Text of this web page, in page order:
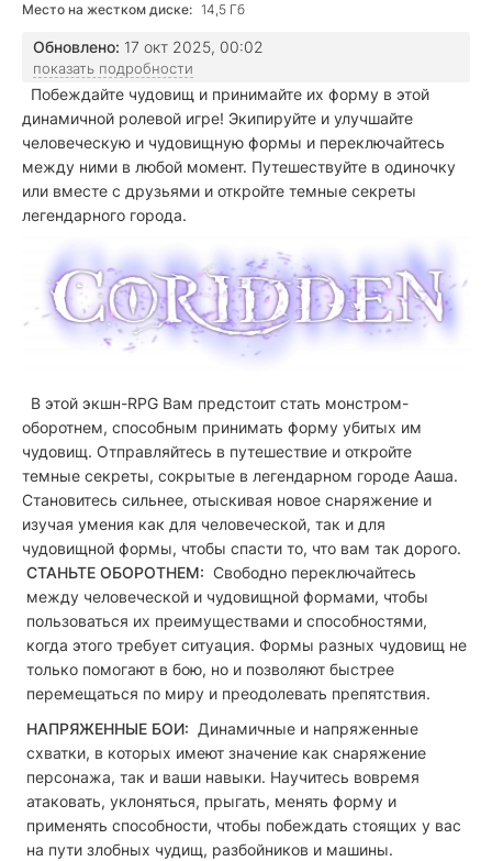
Место на жестком диске: 14,5 Гб
Обновлено: 17 окт 2025, 00:02
показать подробности
Побеждайте чудовищ и принимайте их форму в этой
динамичной ролевой игре! Экипируйте и улучшайте
человеческую и чудовищную формы и переключайтесь
между ними в любой момент. Путешествуйте в одиночку
или вместе с друзьями и откройте темные секреты
легендарного города.
В этой экшн-RPG Вам предстоит стать монстром-
оборотнем, способным принимать форму убитых им
чудовищ. Отправляйтесь в путешествие и откройте
темные секреты, сокрытые в легендарном городе Ааша.
Становитесь сильнее, отыскивая новое снаряжение и
изучая умения как для человеческой, так и для
чудовищной формы, чтобы спасти то, что вам так дорого.
СТАНЬТЕ ОБОРОТНЕМ: Свободно переключайтесь
между человеческой и чудовищной формами, чтобы
пользоваться их преимуществами и способностями,
когда этого требует ситуация. Формы разных чудовищ не
только помогают в бою, но и позволяют быстрее
перемещаться по миру и преодолевать препятствия.
НАПРЯЖЕННЫЕ БОИ: Динамичные и напряженные
схватки, в которых имеют значение как снаряжение
персонажа, так и ваши навыки. Научитесь вовремя
атаковать, уклоняться, прыгать, менять форму и
применять способности, чтобы побеждать стоящих у вас
на пути злобных чудищ, разбойников и машины.